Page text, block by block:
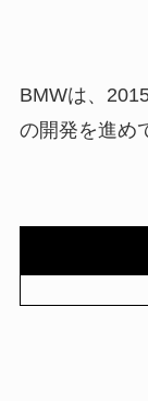
BMWは、
の開発を進め